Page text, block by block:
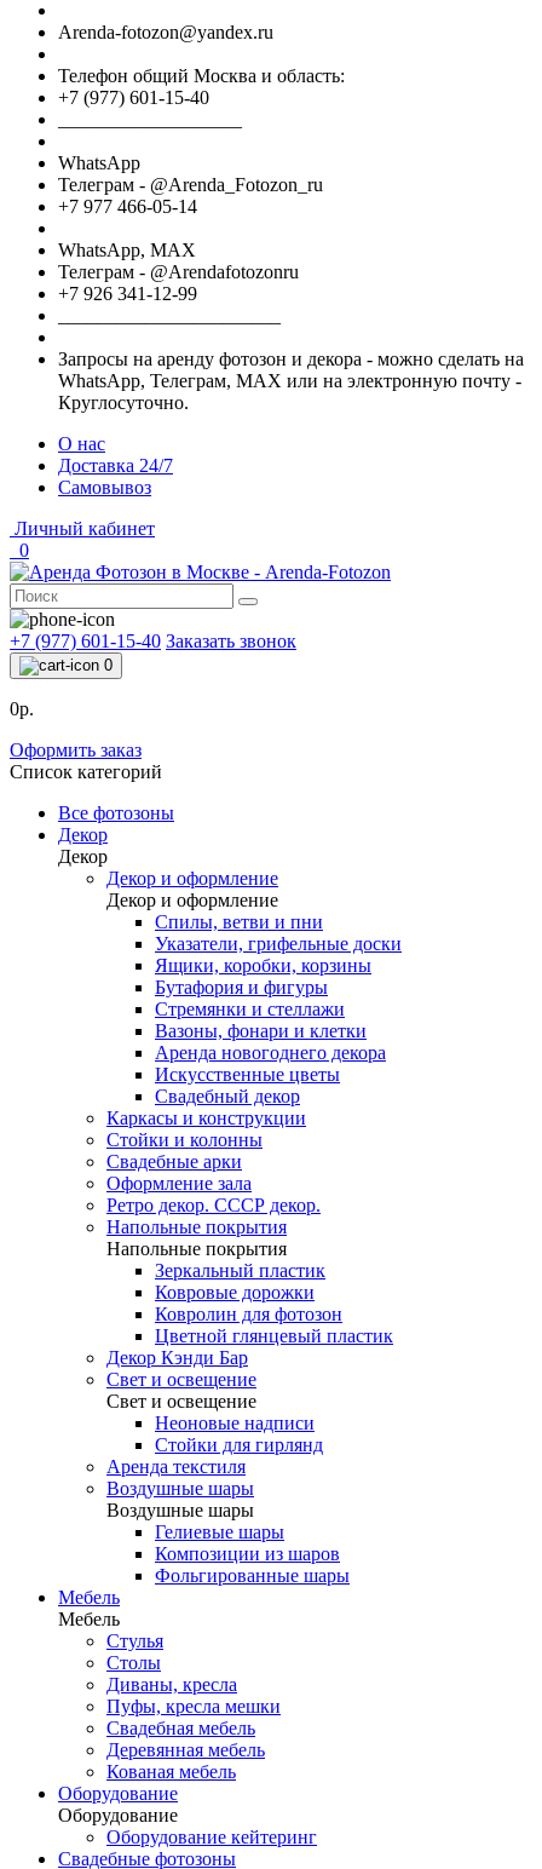
Arenda-fotozon@yandex.ru
Телефон общий Москва и область:
+7 (977) 601-15-40
WhatsApp
Телеграм - @Arenda_Fotozon_ru
+7 977 466-05-14
WhatsApp, МАХ
Телеграм - @Arendafotozonru
+7 926 341-12-99
Запросы на аренду фотозон и декора - можно сделать на
WhatsApp, Телеграм, МАХ или на электронную почту -
Круглосуточно.
О нас
Доставка 24/7
Самовывоз
Личный кабинет
0
+7 (977) 601-15-40 Заказать звонок
0
0р.
Оформить заказ
Список категорий
Все фотозоны
Декор
Декор
Декор и оформление
Декор и оформление
Спилы, ветви и пни
Указатели, грифельные доски
Ящики, коробки, корзины
Бутафория и фигуры
Стремянки и стеллажи
Вазоны, фонари и клетки
Аренда новогоднего декора
Искусственные цветы
Свадебный декор
Каркасы и конструкции
Стойки и колонны
Свадебные арки
Оформление зала
Ретро декор. СССР декор.
Напольные покрытия
Напольные покрытия
Зеркальный пластик
Ковровые дорожки
Ковролин для фотозон
Цветной глянцевый пластик
Декор Кэнди Бар
Свет и освещение
Свет и освещение
Неоновые надписи
Стойки для гирлянд
Аренда текстиля
Воздушные шары
Воздушные шары
Гелиевые шары
Композиции из шаров
Фольгированные шары
Мебель
Мебель
Стулья
Столы
Диваны, кресла
Пуфы, кресла мешки
Свадебная мебель
Деревянная мебель
Кованая мебель
Оборудование
Оборудование
Оборудование кейтеринг
Свадебные фотозоны